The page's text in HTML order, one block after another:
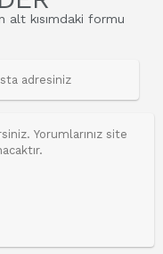
alt kısımdaki formu